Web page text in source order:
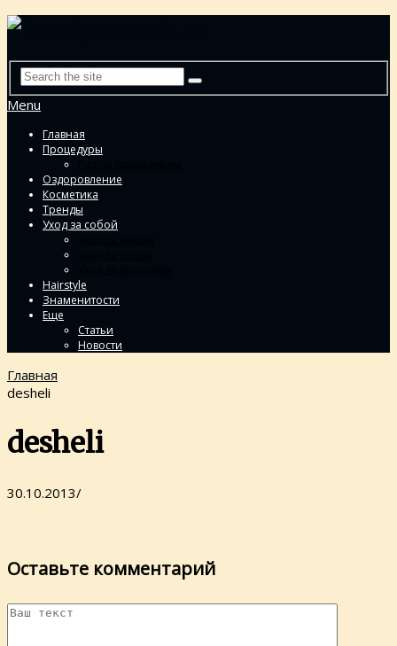
Menu
Главная
Процедуры
Оздоровление
Косметика
Тренды
Уход за собой
Hairstyle
Знаменитости
Еще
Статьи
Новости
Главная
desheli
desheli
30.10.2013/
Оставьте комментарий